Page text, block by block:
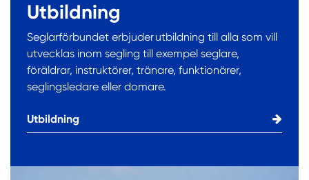
Utbildning
Seglarförbundet erbjuder utbildning till alla som vill
utvecklas inom segling till exempel seglare,
föräldrar, instruktörer, tränare, funktionärer,
seglingsledare eller domare.
Utbildning